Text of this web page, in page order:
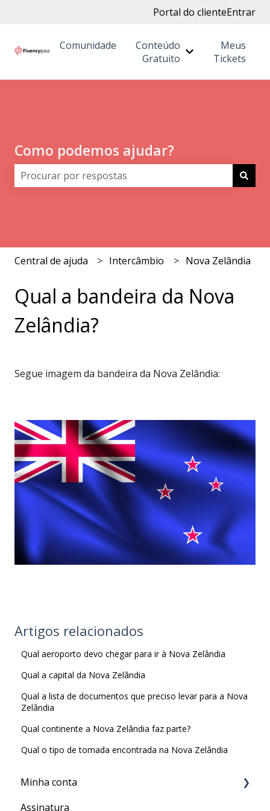
Portal do clienteEntrar
Comunidade
Conteúdo
Gratuito
Mostrar
Meus
Tickets
Como podemos ajudar?
Central de ajuda Intercâmbio Nova Zelândia
Qual a bandeira da Nova
Zelândia?
Segue imagem da bandeira da Nova Zelândia:
Artigos relacionados
Qual aeroporto devo chegar para ir à Nova Zelândia
Qual a capital da Nova Zelândia
Qual a lista de documentos que preciso levar para a Nova
Zelândia
Qual continente a Nova Zelândia faz parte?
Qual o tipo de tomada encontrada na Nova Zelândia
Minha conta
Minha Conta
Assinatura